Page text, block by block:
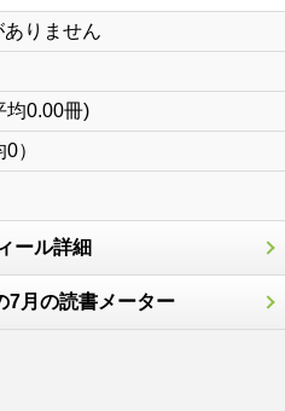
ありません
均0.00冊)
）
ール詳細
7月の読書メーター